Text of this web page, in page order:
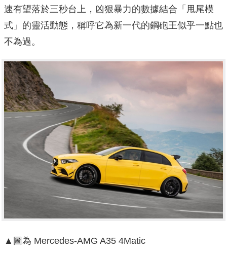
速有望落於三秒台上，凶狠暴力的數據結合「甩尾模
式」的靈活動態，稱呼它為新一代的鋼砲王似乎一點也
不為過。
▲圖為 Mercedes-AMG A35 4Matic